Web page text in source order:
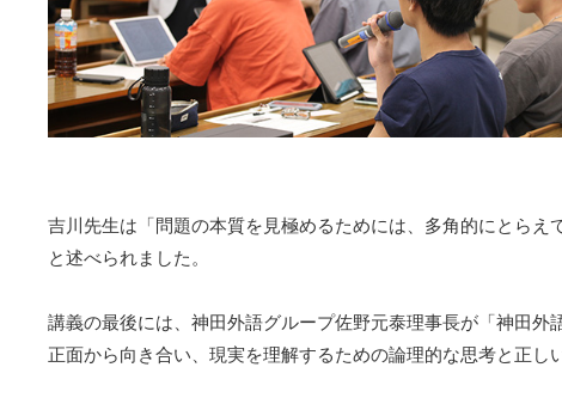
吉川先生は「問題の本質を見極めるためには、多角的にとらえ
と述べられました。
講義の最後には、神田外語グループ佐野元泰理事長が「神田
正面から向き合い、現実を理解するための論理的な思考と正し